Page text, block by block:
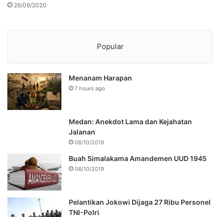
26/09/2020
Popular
Menanam Harapan
7 hours ago
Medan: Anekdot Lama dan Kejahatan
Jalanan
08/10/2019
Buah Simalakama Amandemen UUD 1945
08/10/2019
Pelantikan Jokowi Dijaga 27 Ribu Personel
TNI-Polri